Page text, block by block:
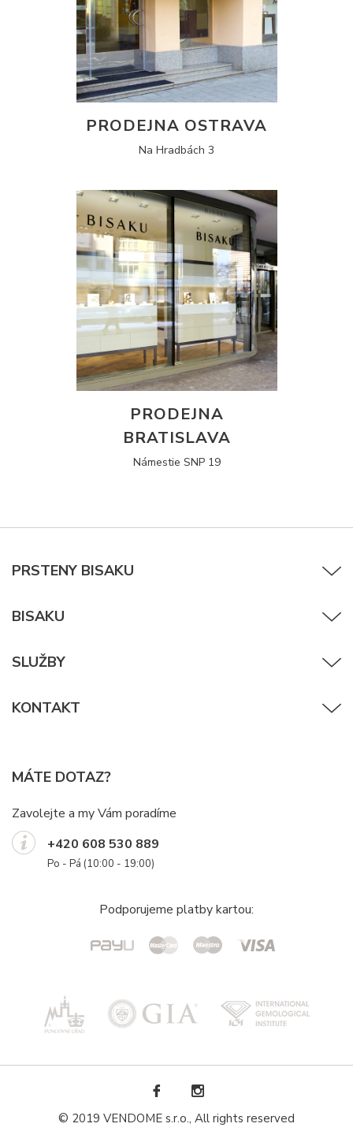
PRODEJNA OSTRAVA
Na Hradbách 3
PRODEJNA
BRATISLAVA
Námestie SNP 19
PRSTENY BISAKU
BISAKU
SLUŽBY
KONTAKT
MÁTE DOTAZ?
Zavolejte a my Vám poradíme
+420 608 530 889
Po - Pá (10:00 - 19:00)
Podporujeme platby kartou:
© 2019 VENDOME s.r.o., All rights reserved